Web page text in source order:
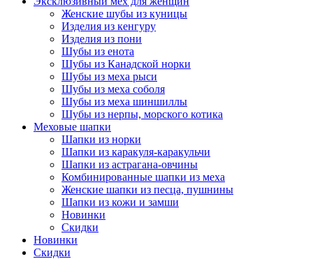
Женские шубы из куницы
Изделия из кенгуру
Изделия из пони
Шубы из енота
Шубы из Канадской норки
Шубы из меха рыси
Шубы из меха соболя
Шубы из меха шиншиллы
Шубы из нерпы, морского котика
Меховые шапки
Шапки из норки
Шапки из каракуля-каракульчи
Шапки из астрагана-овчины
Комбинированные шапки из меха
Женские шапки из песца, пушнины
Шапки из кожи и замши
Новинки
Скидки
Новинки
Скидки